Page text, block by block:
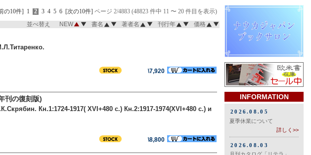
の10件] 1 2 3 4 5 6 [次の10件] ページ 2/4883 (48823 件中 11 〜 20 件目を表示)
並べ替え NEW 書名 著者名 刊行年 価格
\7,920
刊の復刻版)
Кн.1:1724-1917( XVI+480 c.) Кн.2:1917-1974(XVI+480 c.) и
\8,800
INFORMATION